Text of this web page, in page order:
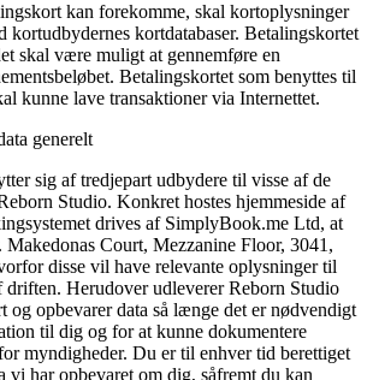
kan forekomme, skal kortoplysninger
kortudbydernes kortdatabaser. Betalingskortet
skal være muligt at gennemføre en
Betalingskortet som benyttes til
kunne lave transaktioner via Internettet.
generelt
sig af tredjepart udbydere til visse af de
Studio. Konkret hostes hjemmeside af
drives af SimplyBook.me Ltd, at
Makedonas Court, Mezzanine Floor, 3041,
disse vil have relevante oplysninger til
driften. Herudover udleverer Reborn Studio
og opbevarer data så længe det er nødvendigt
til dig og for at kunne dokumentere
myndigheder. Du er til enhver tid berettiget
vi har opbevaret om dig, såfremt du kan